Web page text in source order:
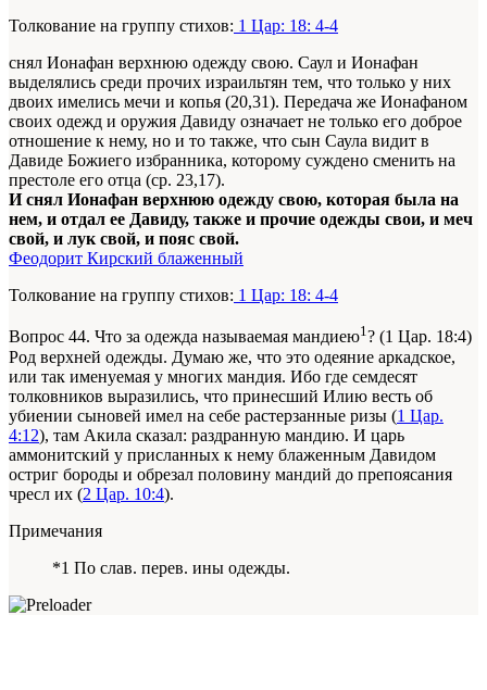
Толкование на группу стихов: 1 Цар: 18: 4-4
снял Ионафан верхнюю одежду свою. Саул и Ионафан
выделялись среди прочих израильтян тем, что только у них
двоих имелись мечи и копья (20,31). Передача же Ионафаном
своих одежд и оружия Давиду означает не только его доброе
отношение к нему, но и то также, что сын Саула видит в
Давиде Божиего избранника, которому суждено сменить на
престоле его отца (ср. 23,17).
И снял Ионафан верхнюю одежду свою, которая была на
нем, и отдал ее Давиду, также и прочие одежды свои, и меч
свой, и лук свой, и пояс свой.
Феодорит Кирский блаженный
Толкование на группу стихов: 1 Цар: 18: 4-4
Вопрос 44. Что за одежда называемая мандиею1? (1 Цар. 18:4)
Род верхней одежды. Думаю же, что это одеяние аркадское,
или так именуемая у многих мандия. Ибо где семдесят
толковников выразились, что принесший Илию весть об
убиении сыновей имел на себе растерзанные ризы (1 Цар.
4:12), там Акила сказал: раздранную мандию. И царь
аммонитский у присланных к нему блаженным Давидом
остриг бороды и обрезал половину мандий до препоясания
чресл их (2 Цар. 10:4).
Примечания
*1 По слав. перев. ины одежды.